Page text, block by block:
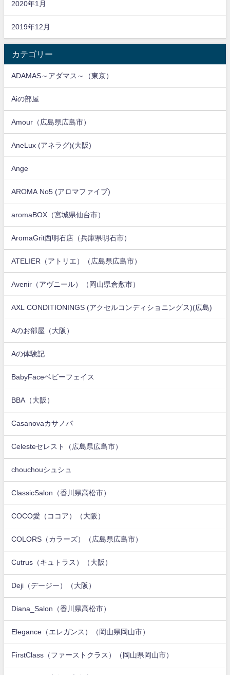
2020年1月
2019年12月
カテゴリー
ADAMAS～アダマス～（東京）
Aiの部屋
Amour（広島県広島市）
AneLux (アネラグ)(大阪)
Ange
AROMA No5 (アロマファイブ)
aromaBOX（宮城県仙台市）
AromaGrit西明石店（兵庫県明石市）
ATELIER（アトリエ）（広島県広島市）
Avenir（アヴニール）（岡山県倉敷市）
AXL CONDITIONINGS (アクセルコンディショニングス)(広島)
Aのお部屋（大阪）
Aの体験記
BabyFaceベビーフェイス
BBA（大阪）
Casanovaカサノバ
Celesteセレスト（広島県広島市）
chouchouシュシュ
ClassicSalon（香川県高松市）
COCO愛（ココア）（大阪）
COLORS（カラーズ）（広島県広島市）
Cutrus（キュトラス）（大阪）
Deji（デージー）（大阪）
Diana_Salon（香川県高松市）
Elegance（エレガンス）（岡山県岡山市）
FirstClass（ファーストクラス）（岡山県岡山市）